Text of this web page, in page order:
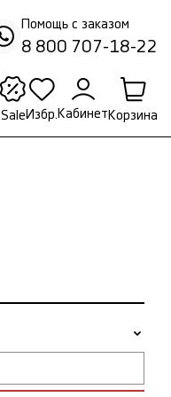
Помощь с заказом
8 800 707-18-22
Sale Избр. Кабинет Корзина